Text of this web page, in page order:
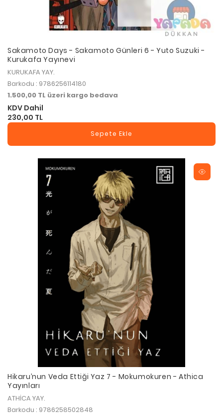
Sakamoto Days - Sakamoto Günleri 6 - Yuto Suzuki -
Kurukafa Yayınevi
KURUKAFA YAY.
Barkodu : 9786256114180
1.500,00 TL üzeri kargo bedava
KDV Dahil
230,00 TL
Sepete Ekle
Hikaru’nun Veda Ettiği Yaz 7 - Mokumokuren - Athica
Yayınları
ATHİCA YAY.
Barkodu : 9786258502848